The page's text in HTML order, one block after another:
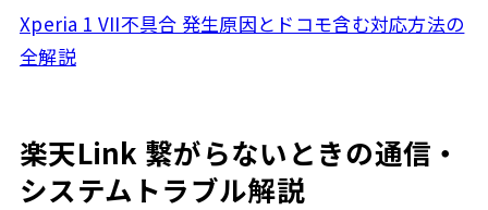
Xperia 1 VII不具合 発生原因とドコモ含む対応方法の
全解説
楽天Link 繋がらないときの通信・
システムトラブル解説